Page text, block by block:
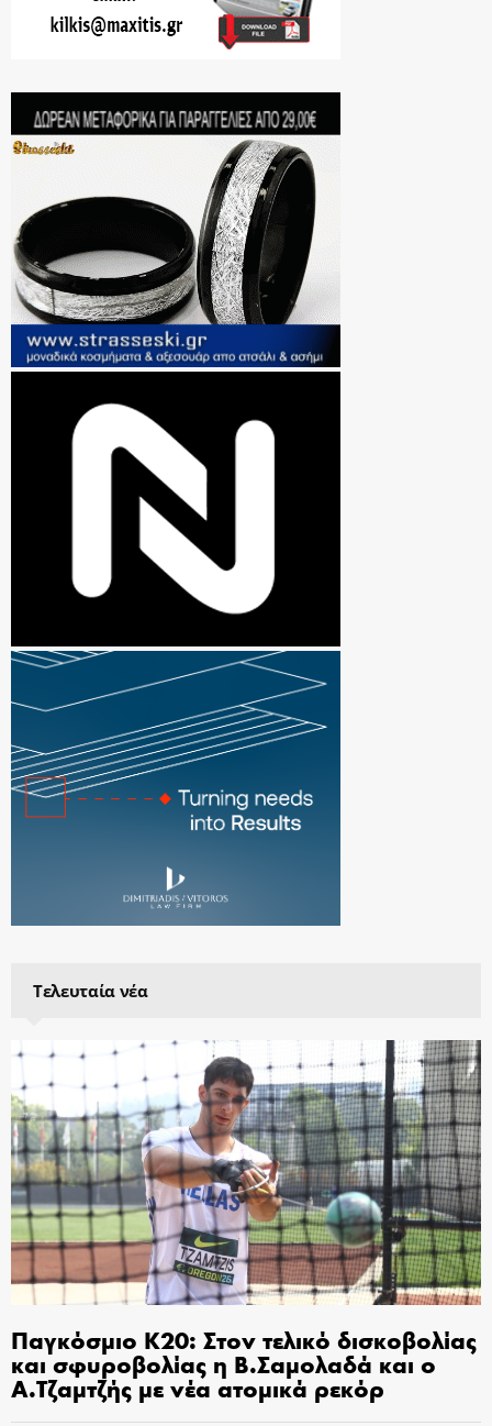
Τελευταία νέα
Παγκόσμιο Κ20: Στον τελικό δισκοβολίας
και σφυροβολίας η Β.Σαμολαδά και ο
Α.Τζαμτζής με νέα ατομικά ρεκόρ